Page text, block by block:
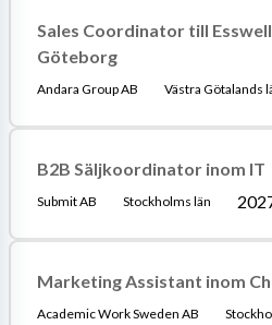
Sales Coordinator till
Göteborg
Andara Group AB Västra Götalands
B2B Säljkoordinator inom IT
Submit AB Stockholms län
Marketing Assistant inom
Academic Work Sweden AB